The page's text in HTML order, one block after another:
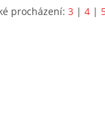
procházení: 3 | 4 |